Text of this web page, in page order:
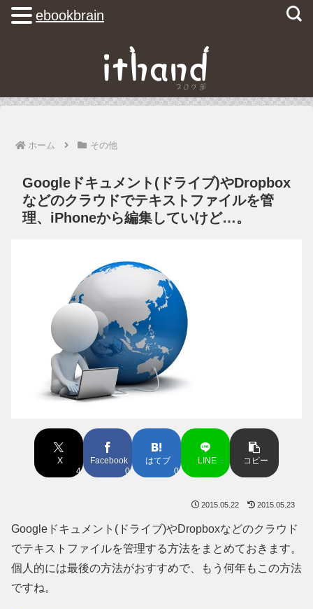
ホーム その他
Googleドキュメント(ドライブ)やDropbox
などのクラウドでテキストファイルを管
理、iPhoneから編集していけど…。
X
4
Facebook
0
はてブ
0
LINE コピー
2015.05.22 2015.05.23
Googleドキュメント(ドライブ)やDropboxなどのクラウド
でテキストファイルを管理する方法をまとめておきます。
個人的には最後の方法がおすすめで、もう何年もこの方法
ですね。
ebookbrain